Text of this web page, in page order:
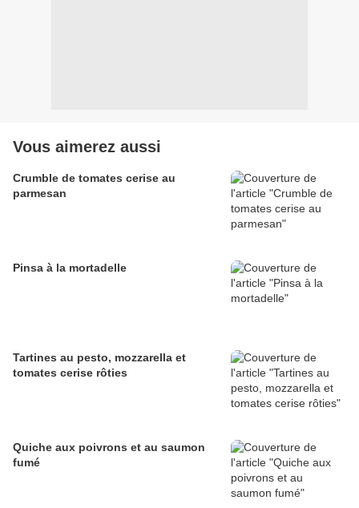
Vous aimerez aussi
Crumble de tomates cerise au
parmesan
Pinsa à la mortadelle
Tartines au pesto, mozzarella et
tomates cerise rôties
Quiche aux poivrons et au saumon
fumé